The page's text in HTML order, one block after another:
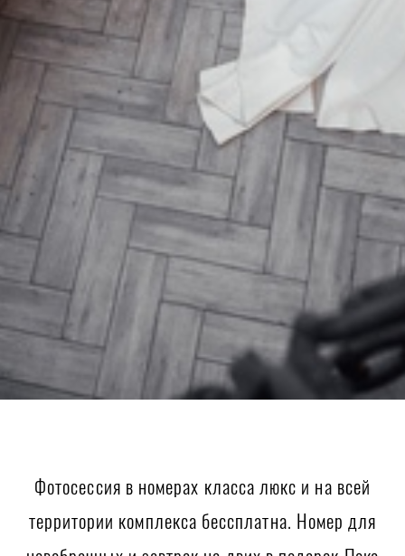
Фотосессия в номерах класса люкс и на всей
территории комплекса бессплатна. Номер для